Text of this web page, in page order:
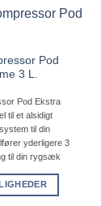
Pod
3 L.
Pod Ekstra
til et alsidigt
til din
yderligere 3
til din rygsæk